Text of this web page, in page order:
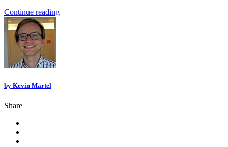
Continue reading
by Kevin Martel
Share